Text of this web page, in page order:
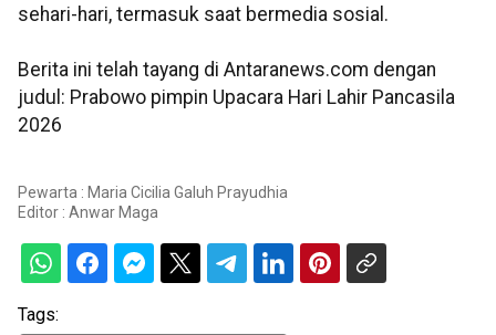
sehari-hari, termasuk saat bermedia sosial.
Berita ini telah tayang di Antaranews.com dengan
judul: Prabowo pimpin Upacara Hari Lahir Pancasila
2026
Pewarta : Maria Cicilia Galuh Prayudhia
Editor : Anwar Maga
Tags: